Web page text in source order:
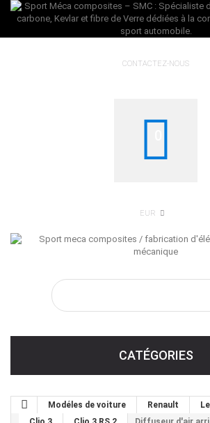
CONTACTEZ-NOUS
EUR
CATÉGORIES
Modéles de voiture Renault